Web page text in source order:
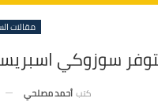
مقالات
سوزوكي اسبريسو
كتب أحمد مصلحي